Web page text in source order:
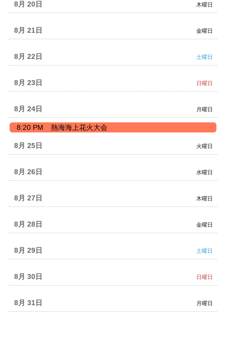
18th
2026
木曜日
8月 20
金曜日
8月 21
土曜日
8月 22
日曜日
8月 23
月曜日
8月 24
月
日,
8
24th
2026
8:20 PM 熱海海上花火大会
火曜日
8月 25
水曜日
8月 26
木曜日
8月 27
金曜日
8月 28
土曜日
8月 29
日曜日
8月 30
月曜日
8月 31